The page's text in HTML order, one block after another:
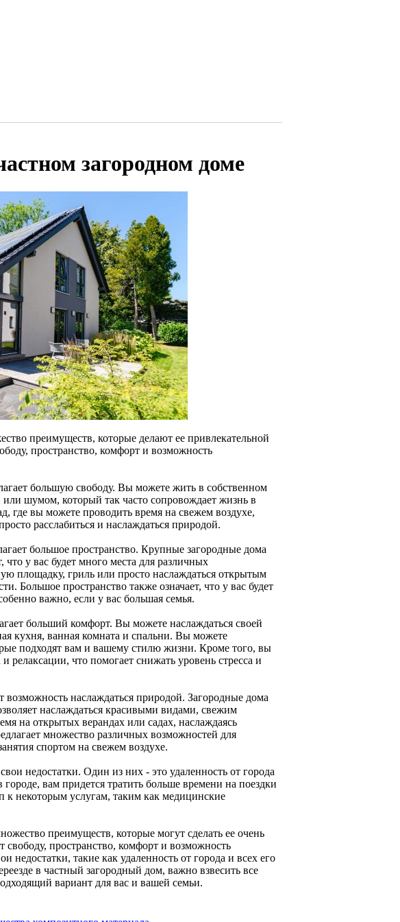
загородном доме
преимуществ, которые делают ее привлекательной
пространство, комфорт и возможность
большую свободу. Вы можете жить в собственном
шумом, который так часто сопровождает жизнь в
где вы можете проводить время на свежем воздухе,
расслабиться и наслаждаться природой.
большое пространство. Крупные загородные дома
у вас будет много места для различных
площадку, гриль или просто наслаждаться открытым
Большое пространство также означает, что у вас будет
важно, если у вас большая семья.
больший комфорт. Вы можете наслаждаться своей
кухня, ванная комната и спальни. Вы можете
подходят вам и вашему стилю жизни. Кроме того, вы
релаксации, что помогает снижать уровень стресса и
наслаждаться природой. Загородные дома
наслаждаться красивыми видами, свежим
на открытых верандах или садах, наслаждаясь
множество различных возможностей для
спортом на свежем воздухе.
недостатки. Один из них - это удаленность от города
вам придется тратить больше времени на поездки
к некоторым услугам, таким как медицинские
преимуществ, которые могут сделать ее очень
пространство, комфорт и возможность
недостатки, такие как удаленность от города и всех его
в частный загородный дом, важно взвесить все
вариант для вас и вашей семьи.